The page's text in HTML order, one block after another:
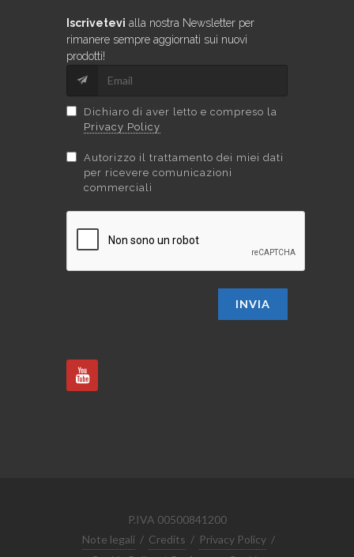
Iscrivetevi alla nostra Newsletter per
rimanere sempre aggiornati sui nuovi
prodotti!
Dichiaro di aver letto e compreso la
Privacy Policy
Autorizzo il trattamento dei miei dati
per ricevere comunicazioni
commerciali
INVIA
P.IVA 00500841200
Note legali / Credits / Privacy Policy /